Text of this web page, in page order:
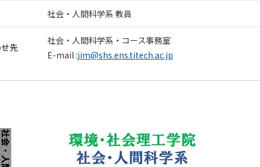
社会・人間科学系 教員
先
社会・人間科学系・コース事務室
E-mail :jim@shs.ens.titech.ac.jp